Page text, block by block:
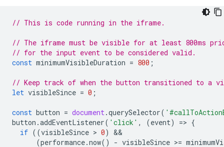
// This is code running in the iframe.
// The iframe must be visible for at least 800ms
// for the input event to be considered valid.
const minimumVisibleDuration = 800 ;
// Keep track of when the button transitioned to a
let visibleSince = 0 ;
const button = document.querySelector(
button .addEventListener( 'click' , (event) => {
if ((visibleSince > 0)
(performance.now() - visibleSince >=